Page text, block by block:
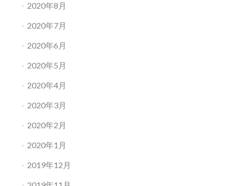
2020年8月
2020年7月
2020年6月
2020年5月
2020年4月
2020年3月
2020年2月
2020年1月
2019年12月